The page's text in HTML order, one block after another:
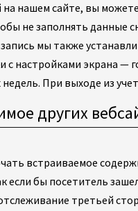
нашем сайте, вы
не заполнять
мы также
с настройками экрана
При выходе из
других
встраиваемое
если бы посетитель
третьей